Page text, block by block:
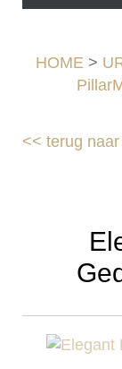
HOME >
<<terug